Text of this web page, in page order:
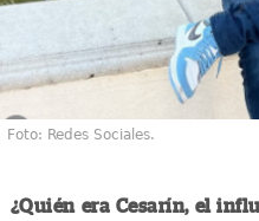
Foto: Redes Sociales.
¿Quién era Cesarín, el